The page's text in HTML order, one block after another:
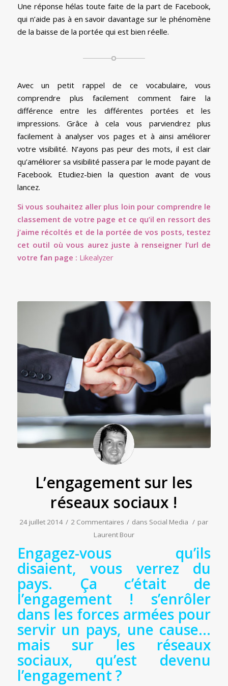
Une réponse hélas toute faite de la part de Facebook,
qui n’aide pas à en savoir davantage sur le phénomène
de la baisse de la portée qui est bien réelle.
Avec un petit rappel de ce vocabulaire, vous
comprendre plus facilement comment faire la
différence entre les différentes portées et les
impressions. Grâce à cela vous parviendrez plus
facilement à analyser vos pages et à ainsi améliorer
votre visibilité. N’ayons pas peur des mots, il est clair
qu’améliorer sa visibilité passera par le mode payant de
Facebook. Etudiez-bien la question avant de vous
lancez.
Si vous souhaitez aller plus loin pour comprendre le
classement de votre page et ce qu’il en ressort des
j’aime récoltés et de la portée de vos posts, testez
cet outil où vous aurez juste à renseigner l’url de
votre fan page : Likealyzer
L’engagement sur les
réseaux sociaux !
24 juillet 2014 / 2 Commentaires / dans Social Media / par
Laurent Bour
Engagez-vous qu’ils
disaient, vous verrez du
pays. Ça c’était de
l’engagement ! s’enrôler
dans les forces armées pour
servir un pays, une cause…
mais sur les réseaux
sociaux, qu’est devenu
l’engagement ?